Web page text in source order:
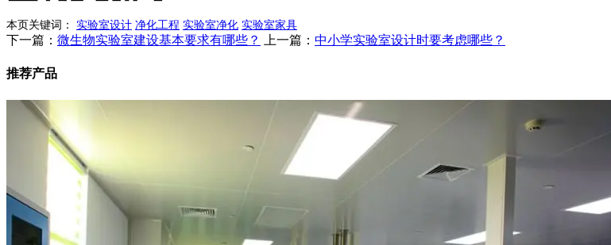
本页关键词： 实验室设计 净化工程 实验室净化 实验室家具
下一篇： 微生物实验室建设基本要求有哪些？ 上一篇： 中小学实验室设计时要考虑哪些？
推荐产品